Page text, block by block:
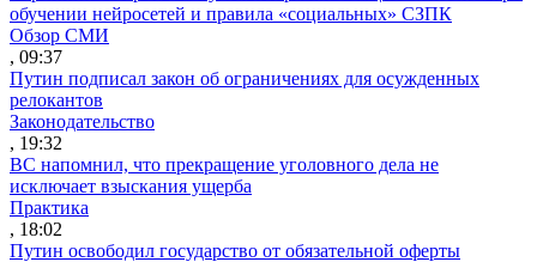
обучении нейросетей и правила «социальных» СЗПК
Обзор СМИ
, 09:37
Путин подписал закон об ограничениях для осужденных
релокантов
Законодательство
, 19:32
ВС напомнил, что прекращение уголовного дела не
исключает взыскания ущерба
Практика
, 18:02
Путин освободил государство от обязательной оферты